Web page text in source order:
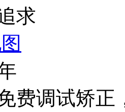
求
费调试矫正